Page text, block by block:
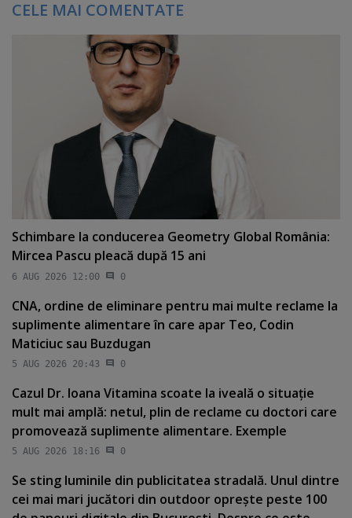
CELE MAI COMENTATE
Schimbare la conducerea Geometry Global România:
Mircea Pascu pleacă după 15 ani
6 AUG 2026 12:00 0
CNA, ordine de eliminare pentru mai multe reclame la
suplimente alimentare în care apar Teo, Codin
Maticiuc sau Buzdugan
5 AUG 2026 20:43 0
Cazul Dr. Ioana Vitamina scoate la iveală o situaţie
mult mai amplă: netul, plin de reclame cu doctori care
promovează suplimente alimentare. Exemple
5 AUG 2026 18:16 0
Se sting luminile din publicitatea stradală. Unul dintre
cei mai mari jucători din outdoor opreşte peste 100